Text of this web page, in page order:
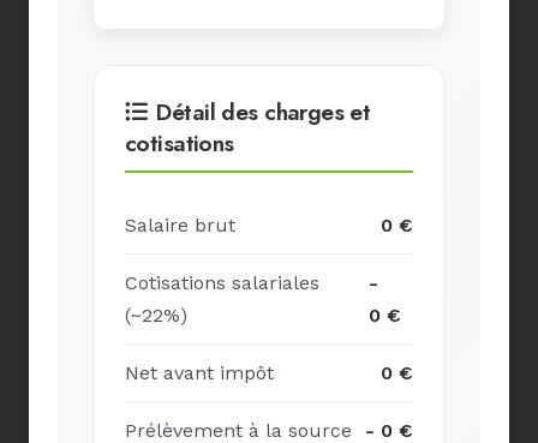
Détail des charges et
cotisations
Salaire brut 0 €
Cotisations salariales
(~22%)
-
0 €
Net avant impôt 0 €
Prélèvement à la source - 0 €